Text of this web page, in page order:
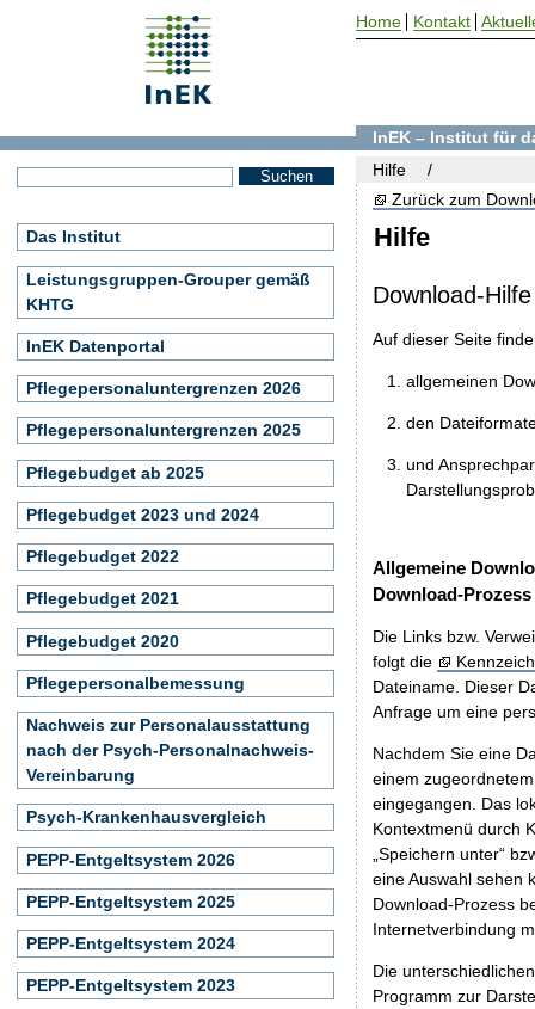
Hilfe
Zurück zum
Download-Hilfe
Auf dieser Seite
allgemeinen
den
und
Allgemeine
Download-Prozess
Die Links bzw.
folgt die
Dateiname. Dieser
Anfrage um eine
Nachdem Sie eine
einem
eingegangen. Das
Kontextmenü durch
„Speichern unter“
eine Auswahl sehen
Download-Prozess
Internetverbindung
Die
Programm zur
InEK – Institut für
Hilfe
Das Institut
Leistungsgruppen-Grouper gemäß
KHTG
InEK Datenportal
Pflegepersonaluntergrenzen 2026
Pflegepersonaluntergrenzen 2025
Pflegebudget ab 2025
Pflegebudget 2023 und 2024
Pflegebudget 2022
Pflegebudget 2021
Pflegebudget 2020
Pflegepersonalbemessung
Nachweis zur Personalausstattung
nach der Psych-Personalnachweis-
Vereinbarung
Psych-Krankenhausvergleich
PEPP-Entgeltsystem 2026
PEPP-Entgeltsystem 2025
PEPP-Entgeltsystem 2024
PEPP-Entgeltsystem 2023
Home Kontakt